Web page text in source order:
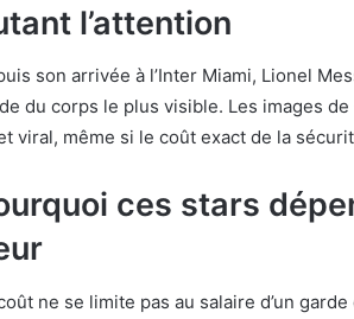
l’attention
son arrivée à l’Inter Miami, Lionel
du corps le plus visible. Les images
viral, même si le coût exact de la
ces stars
ne se limite pas au salaire d’un